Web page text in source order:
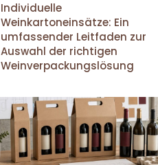
Individuelle
Weinkartoneinsätze: Ein
umfassender Leitfaden zur
Auswahl der richtigen
Weinverpackungslösung